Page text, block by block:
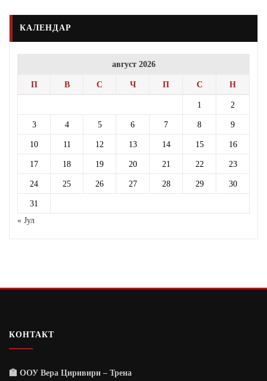
КАЛЕНДАР
август 2026
П В С Ч П С Н
1 2
3 4 5 6 7 8 9
10 11 12 13 14 15 16
17 18 19 20 21 22 23
24 25 26 27 28 29 30
31
« Јул
КОНТАКТ
🏫 ООУ Вера Циривири – Трена